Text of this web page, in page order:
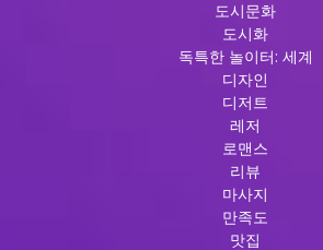
도시문화
도시화
독특한 놀이터: 세계
디자인
디저트
레저
로맨스
리뷰
마사지
만족도
맛집